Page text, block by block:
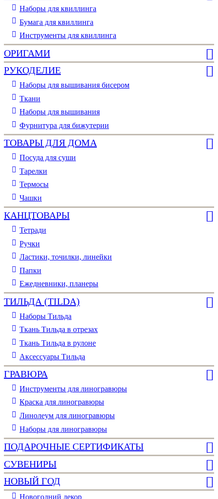
Наборы для квиллинга
Бумага для квиллинга
Инструменты для квиллинга
ОРИГАМИ
РУКОДЕЛИЕ
Наборы для вышивания бисером
Ткани
Наборы для вышивания
Фурнитура для бижутерии
ТОВАРЫ ДЛЯ ДОМА
Посуда для суши
Тарелки
Термосы
Чашки
КАНЦТОВАРЫ
Тетради
Ручки
Ластики, точилки, линейки
Папки
Ежедневники, планеры
ТИЛЬДА (TILDA)
Наборы Тильда
Ткань Тильда в отрезах
Ткань Тильда в рулоне
Аксессуары Тильда
ГРАВЮРА
Инструменты для линогравюры
Краска для линогравюры
Линолеум для линогравюры
Наборы для линогравюры
ПОДАРОЧНЫЕ СЕРТИФИКАТЫ
СУВЕНИРЫ
НОВЫЙ ГОД
Новогодний декор